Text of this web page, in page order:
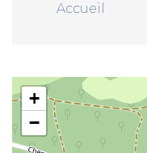
Accueil
Le Chalet Suisse
+
−